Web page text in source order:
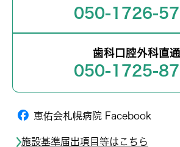
050-1726-
歯科口腔外科直通
050-1725-
恵佑会札幌病院 Facebook
施設基準届出項目等はこちら